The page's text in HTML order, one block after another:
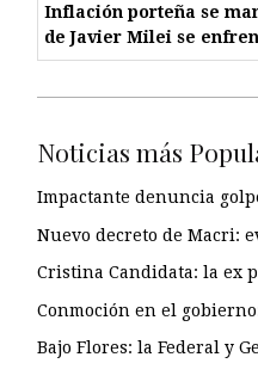
Inflación porteña se
de Javier Milei se
Noticias más
Impactante denuncia
Nuevo decreto de Macri:
Cristina Candidata: la ex
Conmoción en el
Bajo Flores: la Federal y